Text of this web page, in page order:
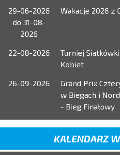
29-06-2026
do 31-08-
2026
Wakacje 2026 z
22-08-2026
Turniej
Kobiet
26-09-2026
Grand Prix
w Biegach i
- Bieg Finałowy
KALENDARZ